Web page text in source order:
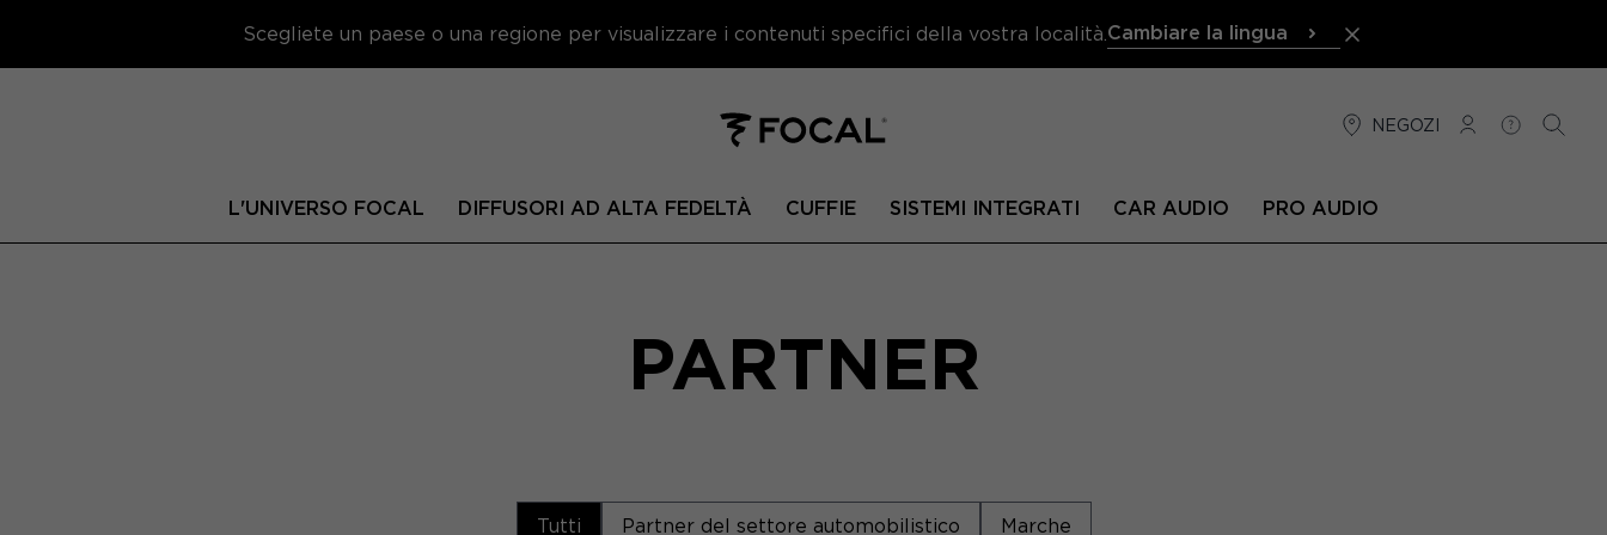
Scegliete un paese o una regione per visualizzare i contenuti specifici della vostra località. Cambiare la lingua
NEGOZI
CONNESSIONE
AIUTO
L'UNIVERSO FOCAL DIFFUSORI AD ALTA FEDELTÀ CUFFIE SISTEMI INTEGRATI CAR AUDIO PRO AUDIO
PARTNER
Tutti Partner del settore automobilistico Marche